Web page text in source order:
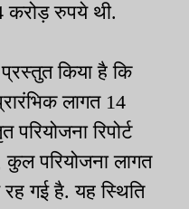
रुपये थी.
किया है कि
लागत 14
रिपोर्ट
परियोजना लागत
गई है. यह स्थिति